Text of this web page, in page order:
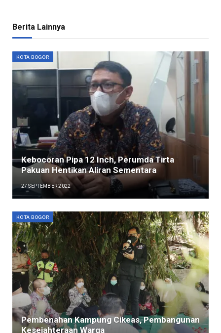
Berita Lainnya
KOTA BOGOR
Kebocoran Pipa 12 Inch, Perumda Tirta
Pakuan Hentikan Aliran Sementara
27 SEPTEMBER 2022
KOTA BOGOR
Pembenahan Kampung Cikeas, Pembangunan
Kesejahteraan Warga